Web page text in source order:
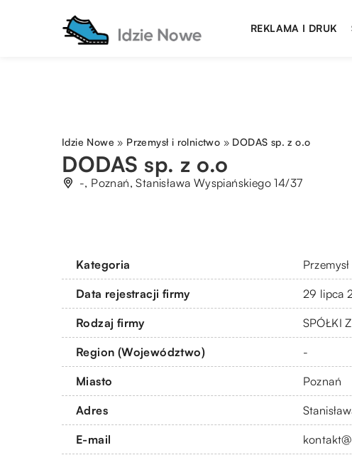
REKLAMA I DRUK
Idzie Nowe » Przemysł i rolnictwo » DODAS sp. z o.o
DODAS sp. z o.o
-, Poznań, Stanisława Wyspiańskiego 14/37
Kategoria
Data rejestracji firmy 29 lipca
Rodzaj firmy SPÓŁKI
Region (Województwo) -
Miasto Poznań
Adres
E-mail